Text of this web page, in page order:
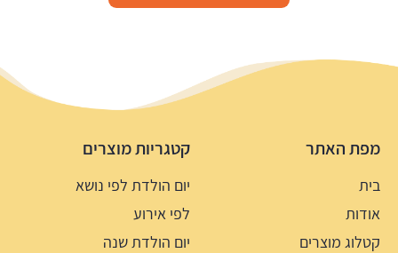
מפת האתר
בית
אודות
קטלוג מוצרים
קטגריות מוצרים
יום הולדת לפי נושא
לפי אירוע
יום הולדת שנה